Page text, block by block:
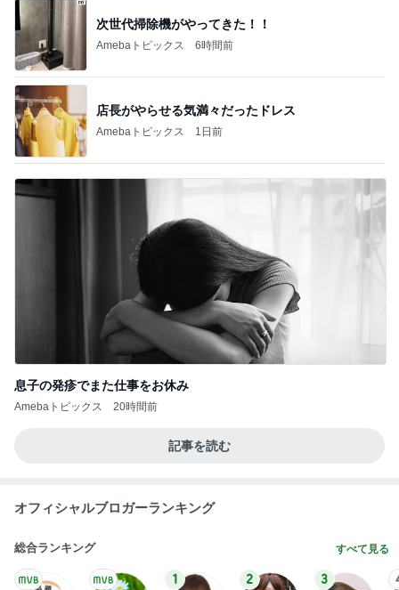
次世代掃除機がやってきた！！
Amebaトピックス 6時間前
店長がやらせる気満々だったドレス
Amebaトピックス 1日前
息子の発疹でまた仕事をお休み
Amebaトピックス 20時間前
記事を読む
オフィシャルブロガーランキング
総合ランキング すべて見る
1 2 3